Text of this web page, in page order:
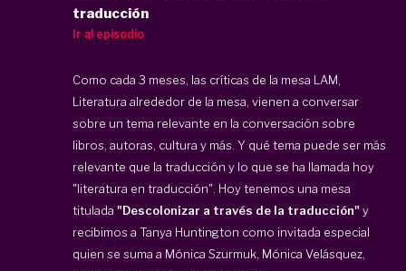
traducción
Ir al episodio
Como cada 3 meses, las críticas de la mesa LAM,
Literatura alrededor de la mesa, vienen a conversar
sobre un tema relevante en la conversación sobre
libros, autoras, cultura y más. Y qué tema puede ser más
relevante que la traducción y lo que se ha llamada hoy
"literatura en traducción". Hoy tenemos una mesa
titulada "Descolonizar a través de la traducción" y
recibimos a Tanya Huntington como invitada especial
quien se suma a Mónica Szurmuk, Mónica Velásquez,